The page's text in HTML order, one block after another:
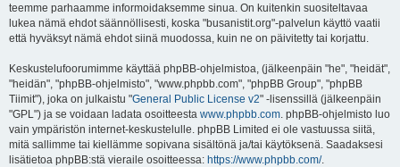
teemme parhaamme informoidaksemme sinua. On kuitenkin suositeltavaa
lukea nämä ehdot säännöllisesti, koska "busanistit.org"-palvelun käyttö vaatii
että hyväksyt nämä ehdot siinä muodossa, kuin ne on päivitetty tai korjattu.
Keskustelufoorumimme käyttää phpBB-ohjelmistoa, (jälkeenpäin "he", "heidät",
"heidän", "phpBB-ohjelmisto", "www.phpbb.com", "phpBB Group", "phpBB
Tiimit"), joka on julkaistu "General Public License v2" -lisenssillä (jälkeenpäin
"GPL") ja se voidaan ladata osoitteesta www.phpbb.com. phpBB-ohjelmisto luo
vain ympäristön internet-keskustelulle. phpBB Limited ei ole vastuussa siitä,
mitä sallimme tai kiellämme sopivana sisältönä ja/tai käytöksenä. Saadaksesi
lisätietoa phpBB:stä vieraile osoitteessa: https://www.phpbb.com/.